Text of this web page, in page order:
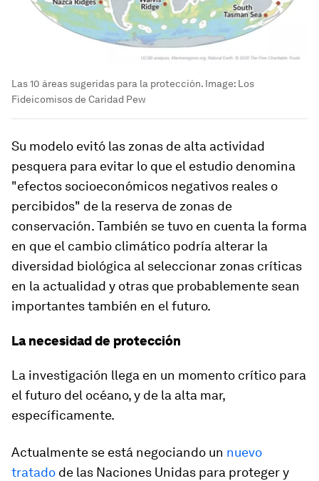
Las 10 áreas sugeridas para la protección. Image: Los
Fideicomisos de Caridad Pew
Su modelo evitó las zonas de alta actividad
pesquera para evitar lo que el estudio denomina
"efectos socioeconómicos negativos reales o
percibidos" de la reserva de zonas de
conservación. También se tuvo en cuenta la forma
en que el cambio climático podría alterar la
diversidad biológica al seleccionar zonas críticas
en la actualidad y otras que probablemente sean
importantes también en el futuro.
La necesidad de protección
La investigación llega en un momento crítico para
el futuro del océano, y de la alta mar,
específicamente.
Actualmente se está negociando un nuevo
tratado de las Naciones Unidas para proteger y